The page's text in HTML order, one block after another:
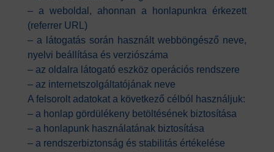
– a weboldal, ahonnan a honlapunkra érkezett
(referrer URL)
– a látogatás során használt webböngésző neve,
nyelvi beállítása és verziószáma
– az oldalra látogató eszköz operációs rendszere
– az internetszolgáltatójának neve
A felsorolt adatokat a következő célból használjuk:
– a honlap gördülékeny betöltésének biztosítása
– a honlapunk használatának biztosítása
– a rendszerbiztonság és stabilitás értékelése